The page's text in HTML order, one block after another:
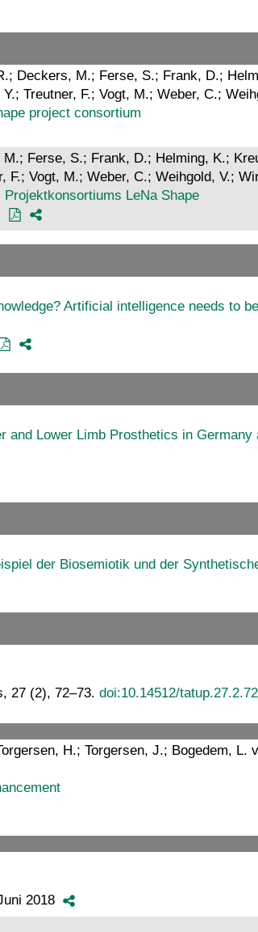
Deckers, M.; Ferse, S.; Frank, D.;
Treutner, F.; Vogt, M.; Weber, C.;
project consortium
Ferse, S.; Frank, D.; Helming, K.;
Vogt, M.; Weber, C.; Weihgold, V.;
LeNa Shape
Artificial intelligence needs to
Lower Limb Prosthetics in
der Biosemiotik und der
27 (2), 72–73. doi:10.14512/tatup.27.2.72
H.; Torgersen, J.; Bogedem, L.
2018